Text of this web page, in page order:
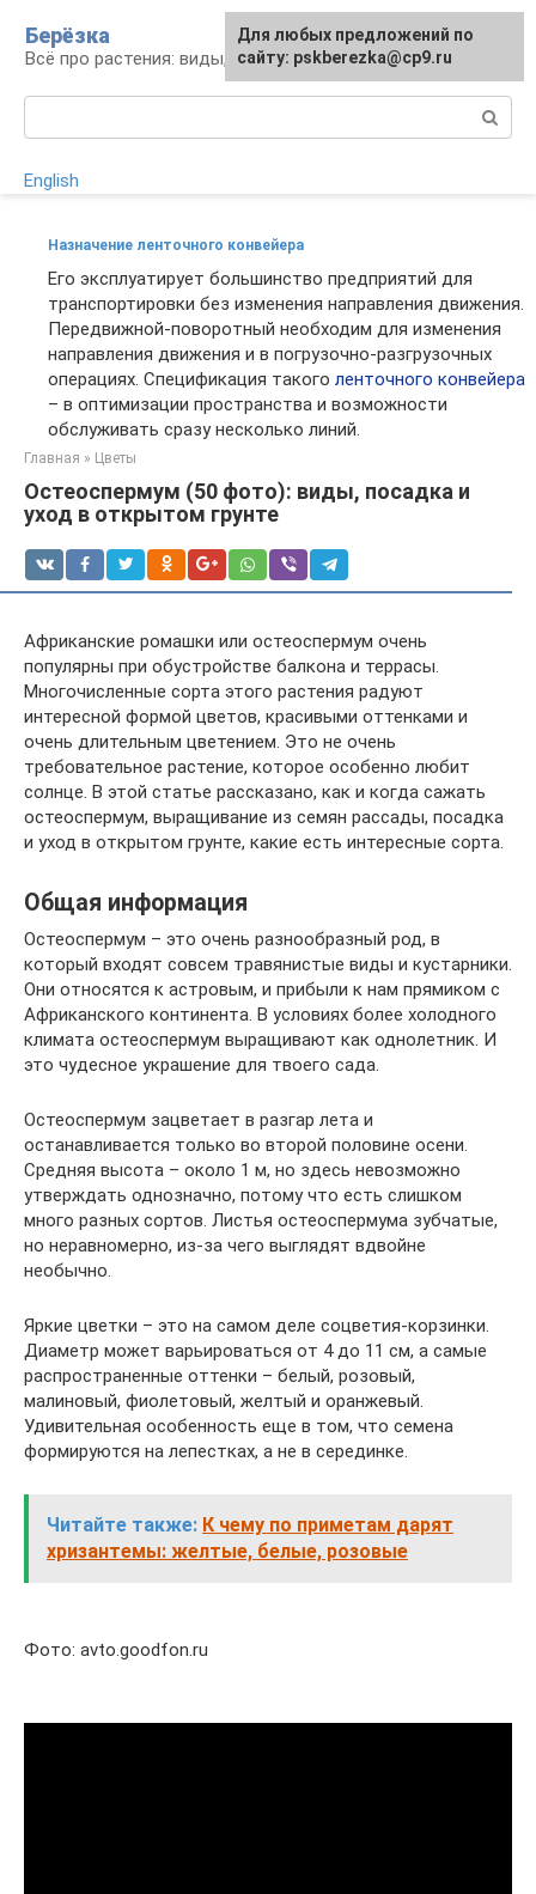
контенту
Берёзка
Всё про растения: виды, выращивание, уход
English
Назначение ленточного конвейера
Его эксплуатирует большинство предприятий для
транспортировки без изменения направления движения.
Передвижной-поворотный необходим для изменения
направления движения и в погрузочно-разгрузочных
операциях. Спецификация такого ленточного конвейера
– в оптимизации пространства и возможности
обслуживать сразу несколько линий.
Главная » Цветы
Остеоспермум (50 фото): виды, посадка и
уход в открытом грунте
Африканские ромашки или остеоспермум очень
популярны при обустройстве балкона и террасы.
Многочисленные сорта этого растения радуют
интересной формой цветов, красивыми оттенками и
очень длительным цветением. Это не очень
требовательное растение, которое особенно любит
солнце. В этой статье рассказано, как и когда сажать
остеоспермум, выращивание из семян рассады, посадка
и уход в открытом грунте, какие есть интересные сорта.
Общая информация
Остеоспермум – это очень разнообразный род, в
который входят совсем травянистые виды и кустарники.
Они относятся к астровым, и прибыли к нам прямиком с
Африканского континента. В условиях более холодного
климата остеоспермум выращивают как однолетник. И
это чудесное украшение для твоего сада.
Остеоспермум зацветает в разгар лета и
останавливается только во второй половине осени.
Средняя высота – около 1 м, но здесь невозможно
утверждать однозначно, потому что есть слишком
много разных сортов. Листья остеоспермума зубчатые,
но неравномерно, из-за чего выглядят вдвойне
необычно.
Яркие цветки – это на самом деле соцветия-корзинки.
Диаметр может варьироваться от 4 до 11 см, а самые
распространенные оттенки – белый, розовый,
малиновый, фиолетовый, желтый и оранжевый.
Удивительная особенность еще в том, что семена
формируются на лепестках, а не в серединке.
Читайте также: К чему по приметам дарят
хризантемы: желтые, белые, розовые
Фото: avto.goodfon.ru
Для любых предложений по
сайту: pskberezka@cp9.ru